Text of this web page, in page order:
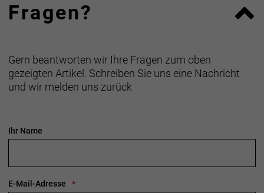
Fragen?
Gern beantworten wir Ihre Fragen zum oben
gezeigten Artikel. Schreiben Sie uns eine Nachricht
und wir melden uns zurück
Ihr Name
E-Mail-Adresse